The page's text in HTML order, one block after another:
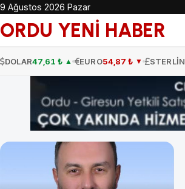
9 Ağustos 2026 Pazar
ORDU YENİ HABER
DOLAR47,61 ₺ ▲ EURO54,87 ₺ ▼ STERLİN